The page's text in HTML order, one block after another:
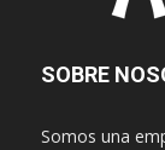
SOBRE
Somos una